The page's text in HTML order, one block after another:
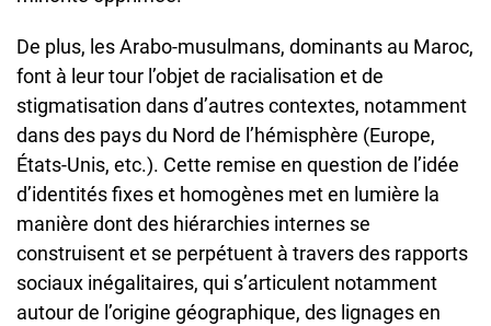
De plus, les Arabo-musulmans, dominants au Maroc,
font à leur tour l’objet de racialisation et de
stigmatisation dans d’autres contextes, notamment
dans des pays du Nord de l’hémisphère (Europe,
États-Unis, etc.). Cette remise en question de l’idée
d’identités fixes et homogènes met en lumière la
manière dont des hiérarchies internes se
construisent et se perpétuent à travers des rapports
sociaux inégalitaires, qui s’articulent notamment
autour de l’origine géographique, des lignages en